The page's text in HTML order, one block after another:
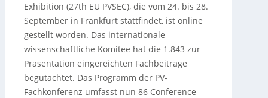
Exhibition (27th EU PVSEC), die vom 24. bis 28.
September in Frankfurt stattfindet, ist online
gestellt worden. Das internationale
wissenschaftliche Komitee hat die 1.843 zur
Präsentation eingereichten Fachbeiträge
begutachtet. Das Programm der PV-
Fachkonferenz umfasst nun 86 Conference